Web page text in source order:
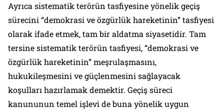
Ayrıca sistematik terörün tasfiyesine yönelik geçiş
sürecini “demokrasi ve özgürlük hareketinin” tasfiyesi
olarak ifade etmek, tam bir aldatma siyasetidir. Tam
tersine sistematik terörün tasfiyesi, “demokrasi ve
özgürlük hareketinin” meşrulaşmasını,
hukukileşmesini ve güçlenmesini sağlayacak
koşulları hazırlamak demektir. Geçiş süreci
kanununun temel işlevi de buna yönelik uygun